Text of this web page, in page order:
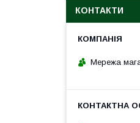
КОНТАКТИ
Мережа